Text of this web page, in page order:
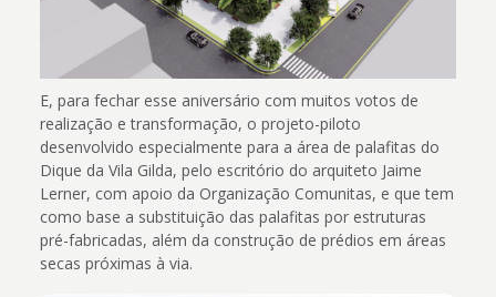
E, para fechar esse aniversário com muitos votos de
realização e transformação, o projeto-piloto
desenvolvido especialmente para a área de palafitas do
Dique da Vila Gilda, pelo escritório do arquiteto Jaime
Lerner, com apoio da Organização Comunitas, e que tem
como base a substituição das palafitas por estruturas
pré-fabricadas, além da construção de prédios em áreas
secas próximas à via.